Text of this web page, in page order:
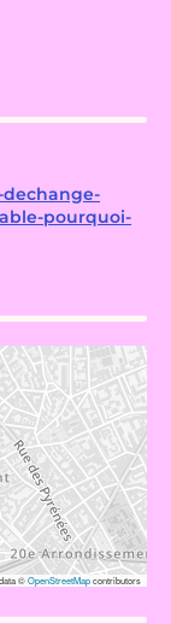
pourquoi-
©OpenStreetMapcontributors